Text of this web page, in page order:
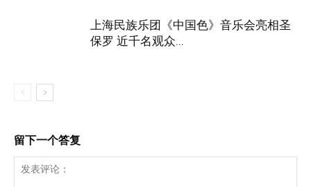
上海民族乐团《中国色》音乐会亮相圣
保罗 近千名观众...
留下一个答复